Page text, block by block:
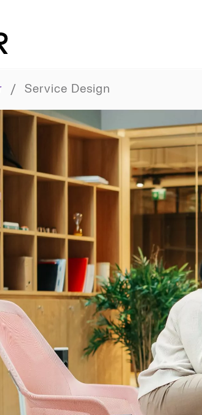
/ Service Design